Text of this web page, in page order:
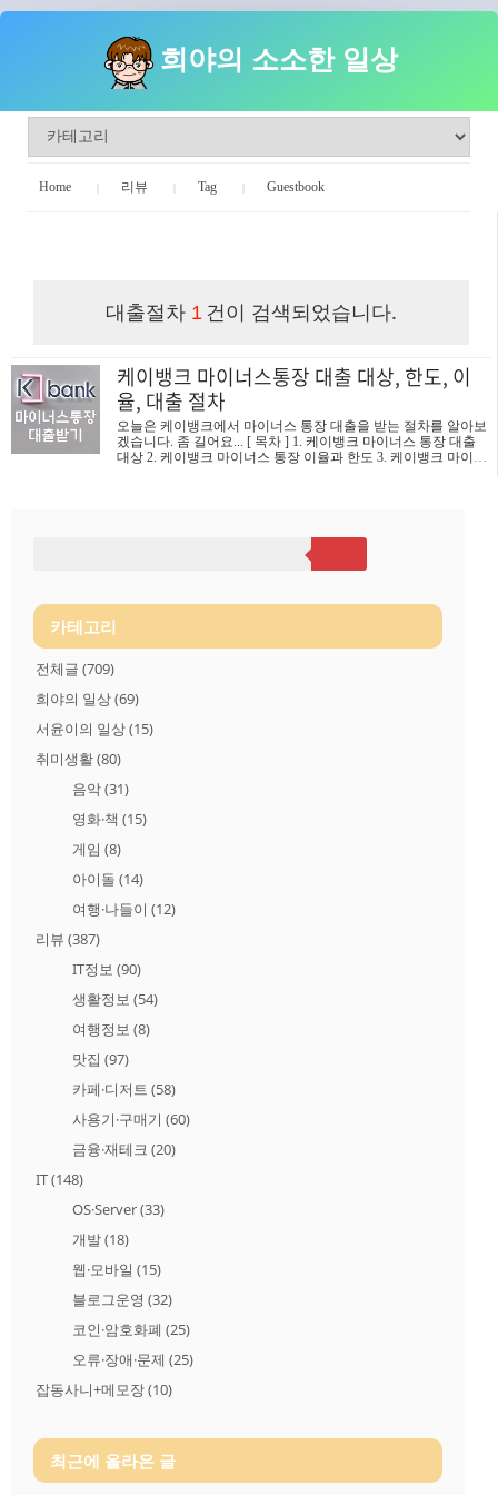
희야의 소소한 일상
Home 리뷰 Tag Guestbook
대출절차 1 건이 검색되었습니다.
케이뱅크 마이너스통장 대출 대상, 한도, 이
율, 대출 절차
오늘은 케이뱅크에서 마이너스 통장 대출을 받는 절차를 알아보
겠습니다. 좀 길어요... [ 목차 ] 1. 케이뱅크 마이너스 통장 대출
대상 2. 케이뱅크 마이너스 통장 이율과 한도 3. 케이뱅크 마이너
청일, 동일기업 국민건강보험 또는 국민연금 가입 기준 6개월 이
상으로 확인되는 고객(이직, 합병 등 변동사항이 있을 시 신청 불
가) 2. 케이뱅크 마이너스 통장 이율과 한도 대출금리: 연 2.66% ~
카테고리
전체글 (709)
희야의 일상(69)
서윤이의 일상(15)
취미생활(80)
음악(31)
영화·책 (15)
게임 (8)
아이돌 (14)
여행·나들이 (12)
리뷰 (387)
IT정보 (90)
생활정보 (54)
여행정보 (8)
맛집 (97)
카페·디저트 (58)
사용기·구매기 (60)
금융·재테크 (20)
IT(148)
OS·Server(33)
개발(18)
웹·모바일 (15)
블로그운영 (32)
코인·암호화폐 (25)
오류·장애·문제 (25)
잡동사니+메모장(10)
최근에 올라온 글